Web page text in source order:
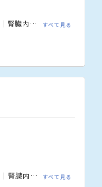
腎臓内科 リウマチ内科
すべて見る
腎臓内科 腫瘍内科
すべて見る